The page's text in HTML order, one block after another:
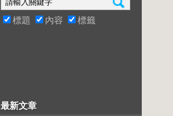
標題 內容 標籤
最新文章